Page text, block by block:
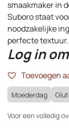
smaakmaker in
Suboro staat
noodzakelijke
perfecte textuur.
Log in
Toevoegen
Moederdag
Voor een volledig